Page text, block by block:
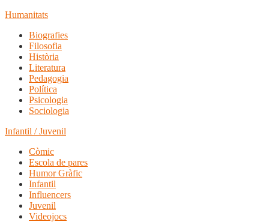
Humanitats
Biografies
Filosofia
Història
Literatura
Pedagogia
Política
Psicologia
Sociologia
Infantil / Juvenil
Còmic
Escola de pares
Humor Gràfic
Infantil
Influencers
Juvenil
Videojocs